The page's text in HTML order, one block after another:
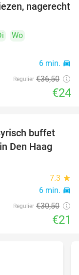
34%
nagerecht
Wo
6 min. directions_car
Regulier €36,50
€24
31%
buffet
Den Haag
7.3 star
6 min. directions_car
Regulier €30,50
€21